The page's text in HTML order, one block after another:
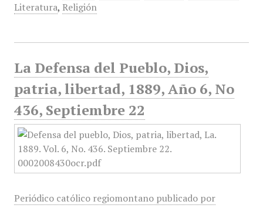
Literatura, Religión
La Defensa del Pueblo, Dios,
patria, libertad, 1889, Año 6, No
436, Septiembre 22
Periódico católico regiomontano publicado por